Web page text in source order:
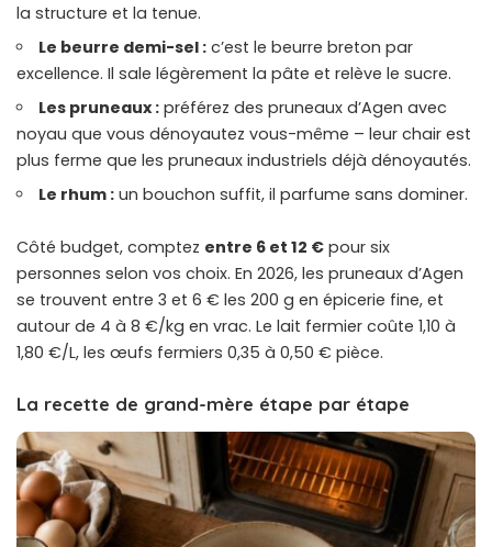
la structure et la tenue.
Le beurre demi-sel : c’est le beurre breton par
excellence. Il sale légèrement la pâte et relève le sucre.
Les pruneaux : préférez des pruneaux d’Agen avec
noyau que vous dénoyautez vous-même – leur chair est
plus ferme que les pruneaux industriels déjà dénoyautés.
Le rhum : un bouchon suffit, il parfume sans dominer.
Côté budget, comptez entre 6 et 12 € pour six
personnes selon vos choix. En 2026, les pruneaux d’Agen
se trouvent entre 3 et 6 € les 200 g en épicerie fine, et
autour de 4 à 8 €/kg en vrac. Le lait fermier coûte 1,10 à
1,80 €/L, les œufs fermiers 0,35 à 0,50 € pièce.
La recette de grand-mère étape par étape